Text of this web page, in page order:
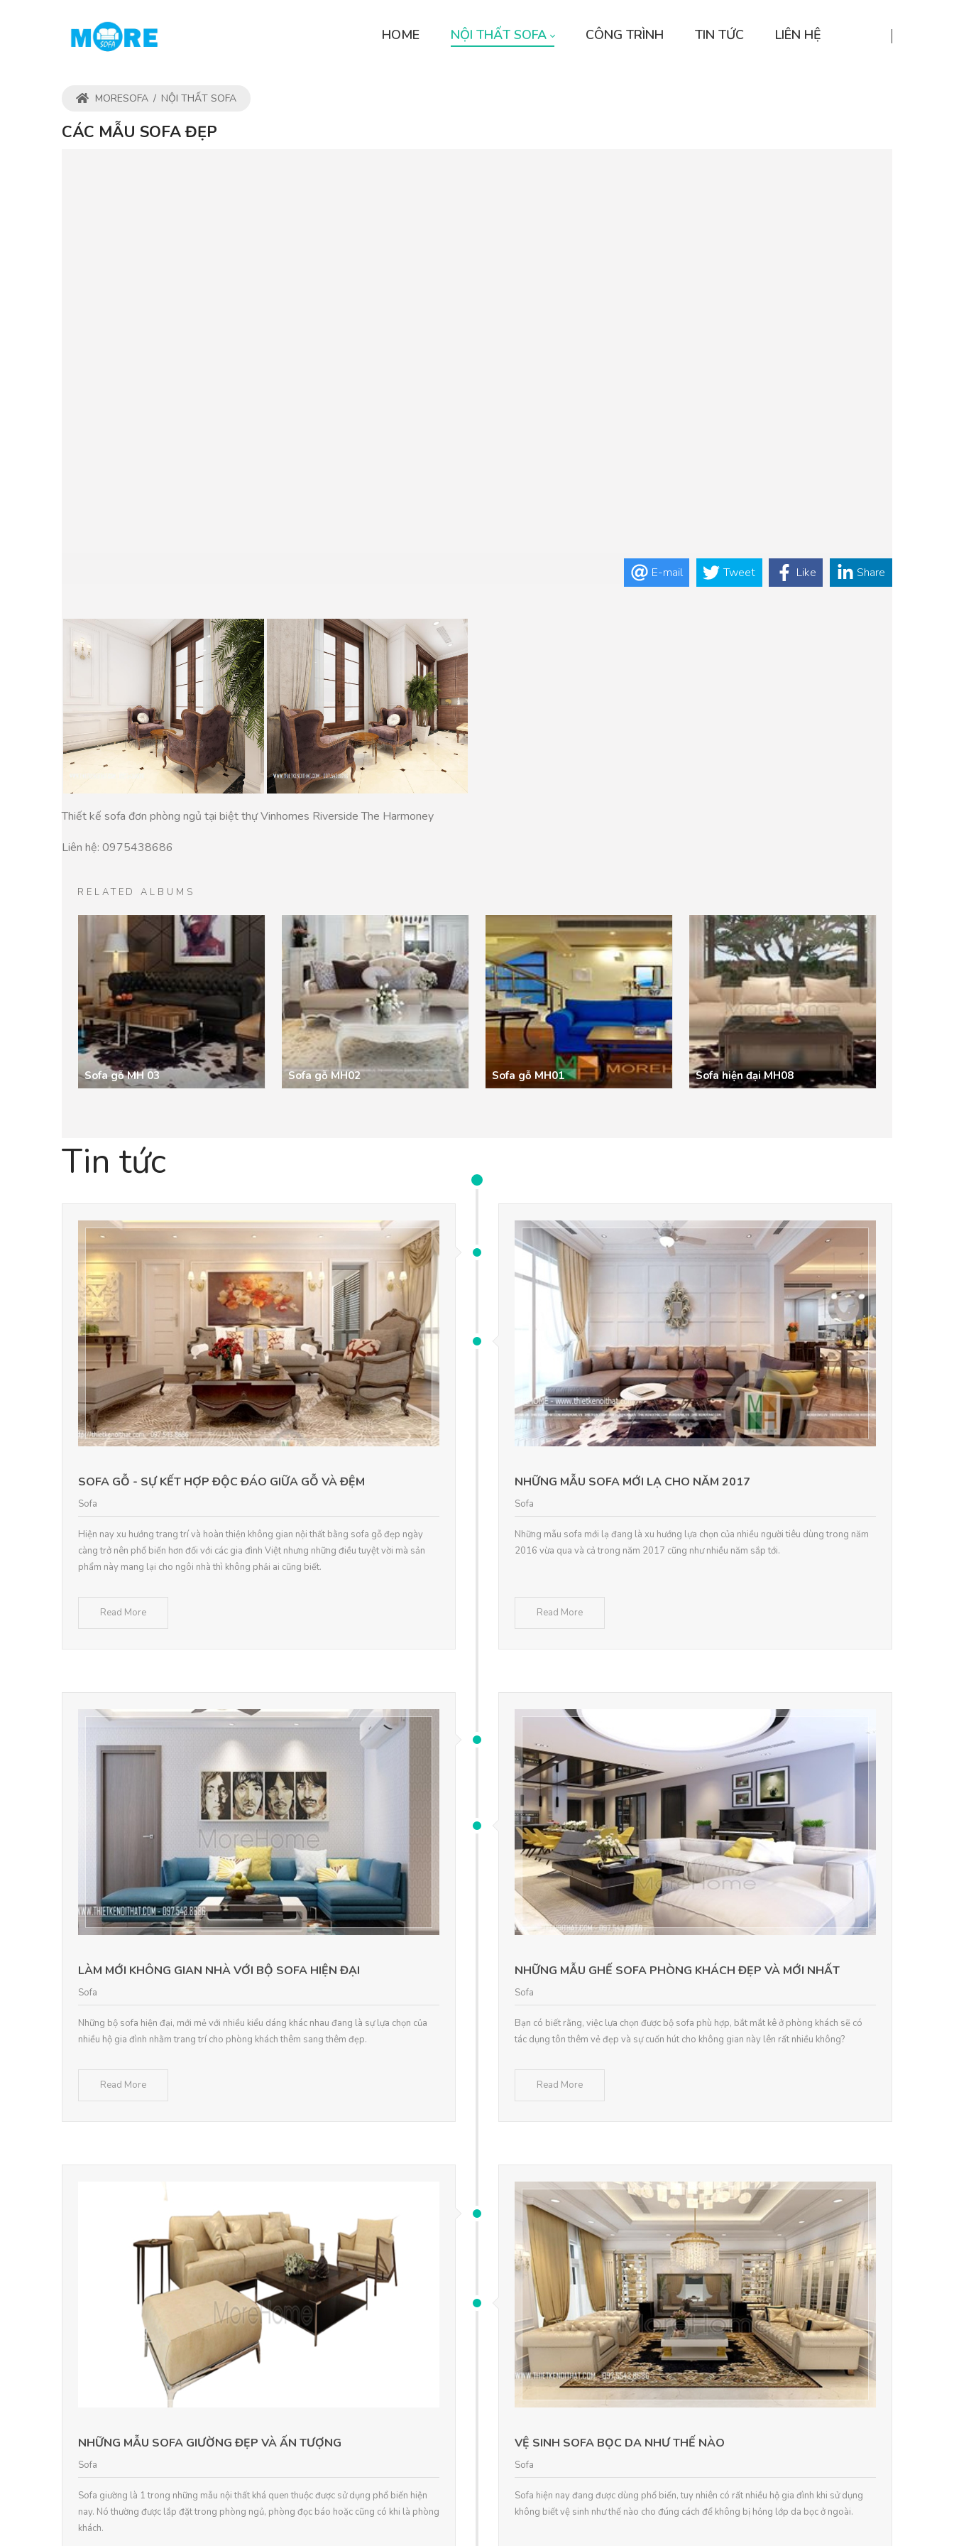
HOME NỘI THẤT SOFA CÔNG TRÌNH TIN TỨC LIÊN HỆ
MORESOFA / NỘI THẤT SOFA
CÁC MẪU SOFA ĐẸP
E-mail Tweet Like Share
Thiết kế sofa đơn phòng ngủ tại biệt thự Vinhomes Riverside The Harmoney
Liên hệ: 0975438686
RELATED ALBUMS
Sofa gỗ MH 03 Sofa gỗ MH02 Sofa gỗ MH01 Sofa hiện đại MH08
Tin tức
SOFA GỖ - SỰ KẾT HỢP ĐỘC ĐÁO GIỮA GỖ VÀ ĐỆM
Sofa
Hiện nay xu hướng trang trí và hoàn thiện không gian nội thất bằng sofa gỗ đẹp ngày
càng trở nên phổ biến hơn đối với các gia đình Việt nhưng những điều tuyệt vời mà sản
phẩm này mang lại cho ngôi nhà thì không phải ai cũng biết.
Read More
NHỮNG MẪU SOFA MỚI LẠ CHO NĂM 2017
Sofa
Những mẫu sofa mới lạ đang là xu hướng lựa chọn của nhiều người tiêu dùng trong năm
2016 vừa qua và cả trong năm 2017 cũng như nhiều năm sắp tới.
Read More
LÀM MỚI KHÔNG GIAN NHÀ VỚI BỘ SOFA HIỆN ĐẠI
Sofa
Những bộ sofa hiện đại, mới mẻ với nhiều kiểu dáng khác nhau đang là sự lựa chọn của
nhiều hộ gia đình nhằm trang trí cho phòng khách thêm sang thêm đẹp.
Read More
NHỮNG MẪU GHẾ SOFA PHÒNG KHÁCH ĐẸP VÀ MỚI NHẤT
Sofa
Bạn có biết rằng, việc lựa chọn được bộ sofa phù hợp, bắt mắt kê ở phòng khách sẽ có
tác dụng tôn thêm vẻ đẹp và sự cuốn hút cho không gian này lên rất nhiều không?
Read More
NHỮNG MẪU SOFA GIƯỜNG ĐẸP VÀ ẤN TƯỢNG
Sofa
Sofa giường là 1 trong những mẫu nội thất khá quen thuộc được sử dụng phổ biến hiện
nay. Nó thường được lắp đặt trong phòng ngủ, phòng đọc báo hoặc cũng có khi là phòng
khách.
VỆ SINH SOFA BỌC DA NHƯ THẾ NÀO
Sofa
Sofa hiện nay đang được dùng phổ biến, tuy nhiên có rất nhiều hộ gia đình khi sử dụng
không biết vệ sinh như thế nào cho đúng cách để không bị hỏng lớp da bọc ở ngoài.